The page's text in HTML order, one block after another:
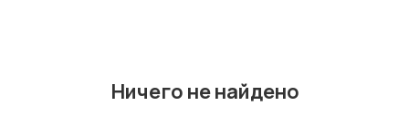
Ничего не найдено